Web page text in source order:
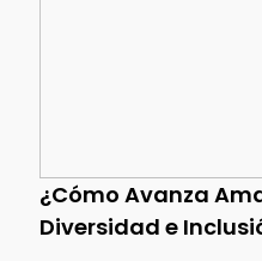
¿Cómo Avanza
Diversidad e